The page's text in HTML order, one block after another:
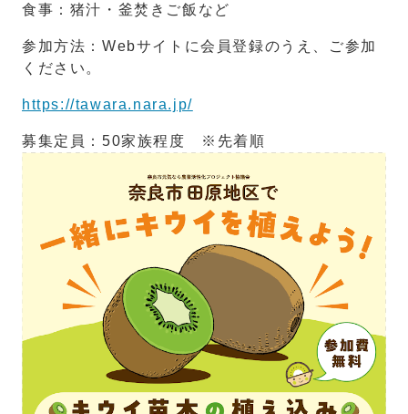
食事：猪汁・釜焚きご飯など
参加方法：Webサイトに会員登録のうえ、ご参加
ください。
https://tawara.nara.jp/
募集定員：50家族程度 ※先着順